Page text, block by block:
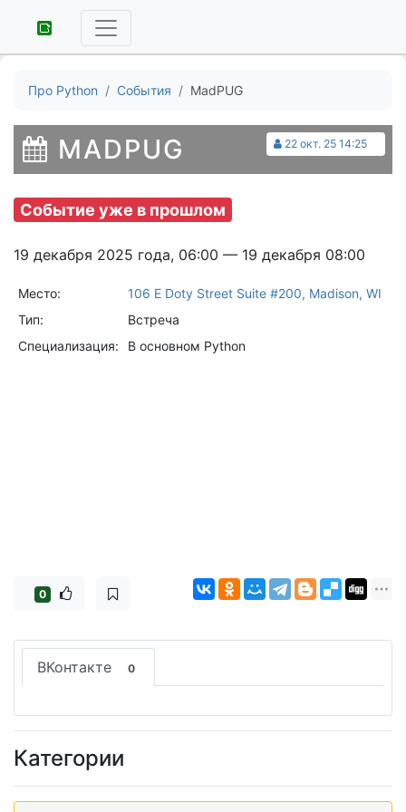
Про Python События MadPUG
22 окт. 25 14:25
MADPUG
Событие уже в прошлом
19 декабря 2025 года, 06:00 — 19 декабря 08:00
Место:
106 E Doty Street Suite #200, Madison, WI
Тип:
Встреча
Специализация:
В основном Python
0
ВКонтакте 0
Категории